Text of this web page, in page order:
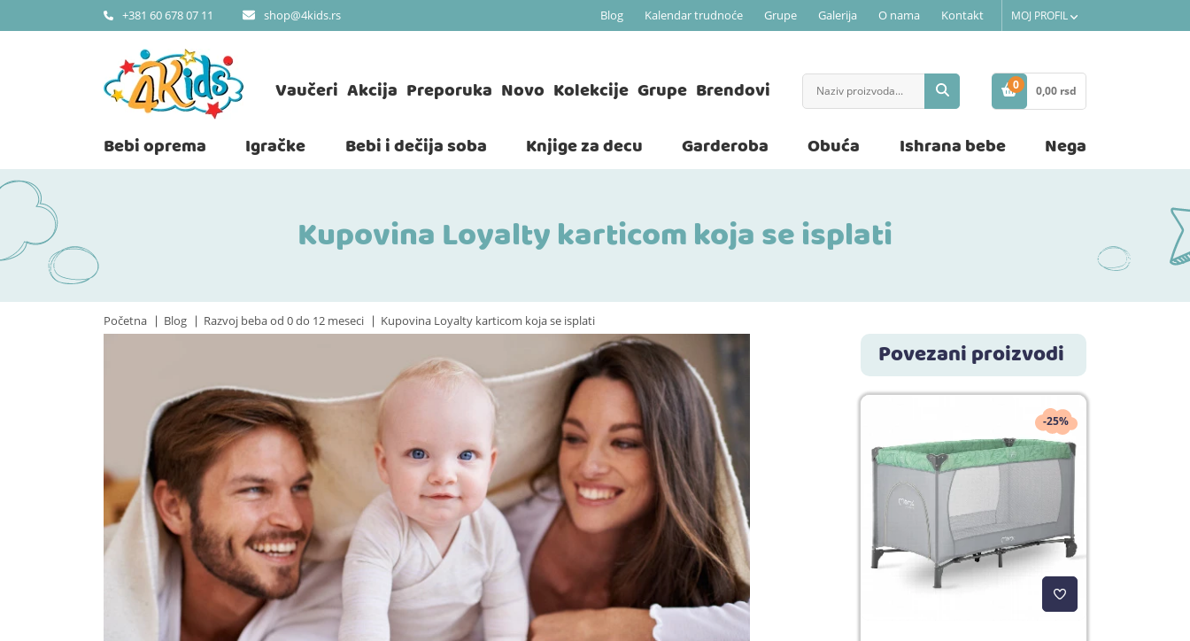
+381 60 678 07 11 shop@4kids.rs Blog Kalendar trudnoće Grupe Galerija O nama Kontakt MOJ PROFIL
Vaučeri Akcija Preporuka Novo Kolekcije Grupe Brendovi
0
STAVKE
0,00 rsd
Bebi oprema Igračke Bebi i dečija soba Knjige za decu Garderoba Obuća Ishrana bebe Nega
Kupovina Loyalty karticom koja se isplati
Početna Blog Razvoj beba od 0 do 12 meseci Kupovina Loyalty karticom koja se isplati
Povezani proizvodi
-25%